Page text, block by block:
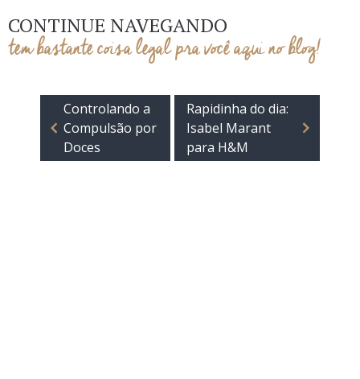
CONTINUE NAVEGANDO
tem bastante coisa legal pra você aqui no blog!
Controlando a
Compulsão por
Doces
Rapidinha do dia:
Isabel Marant
para H&M